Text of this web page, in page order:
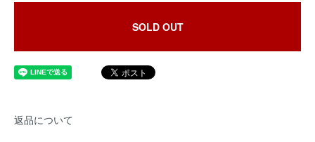
SOLD OUT
返品について